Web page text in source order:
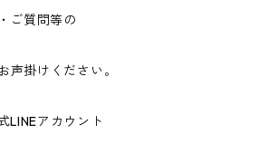
ご質問等の
声掛けください。
LINEアカウント